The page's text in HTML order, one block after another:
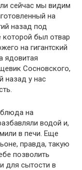
сейчас мы видим
на
назад под
был отвар
на гигантский
ядовитая
Сосновского,
назад у нас
блюда на
водой и,
в печи. Еще
правда, такую
позволить
для сытости в